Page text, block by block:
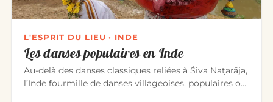
L'ESPRIT DU LIEU · INDE
Les danses populaires en Inde
Au-delà des danses classiques reliées à Śiva Naṭarāja,
l’Inde fourmille de danses villageoises, populaires ou